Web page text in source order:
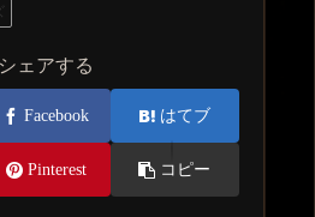
シェアする
Facebook はてブ
Pinterest コピー